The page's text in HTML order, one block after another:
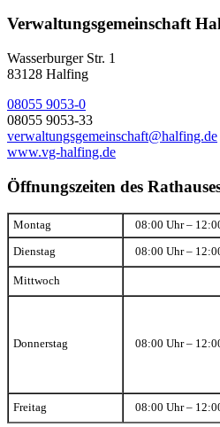
Verwaltungsgemeinschaft
Wasserburger Str. 1
83128 Halfing
08055 9053-0
08055 9053-33
verwaltungsgemeinschaft@halfing.de
www.vg-halfing.de
Öffnungszeiten des
Montag 08:00 Uhr –
Dienstag 08:00 Uhr –
Mittwoch
Donnerstag 08:00 Uhr –
Freitag 08:00 Uhr –